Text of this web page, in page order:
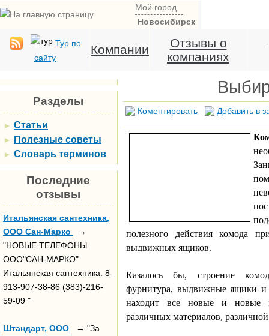
Мой город
Новосибирск
Тур по
сайту
Компании
Отзывы о
компаниях
Разделы
► Статьи
► Полезные советы
► Словарь терминов
Последние
отзывы
Итальянская сантехника,
ООО Сан-Марко
→
"НОВЫЕ ТЕЛЕФОНЫ
ООО"САН-МАРКО"
Итальянская сантехника. 8-
913-907-38-86 (383)-216-
59-09 "
Штандарт, ООО
→ "За
Коментировать Добавить в
полезного действия комода
выдвижных ящиков.
Казалось бы, строение
фурнитура, выдвижные ящики и
находит все новые и новые
различных материалов,